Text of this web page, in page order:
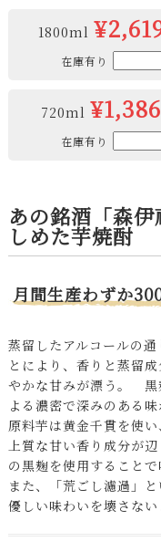
1800ml
在庫有り
720ml ¥1,386
在庫有り
あの銘酒「森
しめた芋焼酎
月間生産わずか
蒸留したアルコールの
とにより、香りと蒸留
やかな甘みが漂う。 黒
よる濃密で深みのある味
原料芋は黄金千貫を使
上質な甘い香り成分が
の黒麹を使用することで
また、「荒ごし濾過」
優しい味わいを壊さない